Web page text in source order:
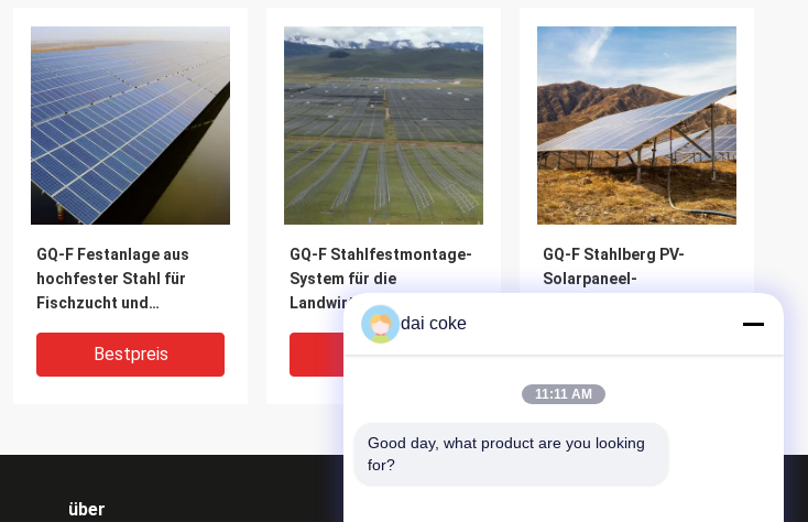
GQ-F Festanlage aus
hochfester Stahl für
Fischzucht und
Bestpreis
GQ-F Stahlfestmontage-
System für die
Landwirtschaft
Photovoltaik-PV-
Klammer für Berge,
Fischbecken, Farmen
Bestpreis
GQ-F Stahlberg PV-
Solarpaneel-
Bestpreis
über
dai coke
11:11 AM
Good day, what product are you looking
for?